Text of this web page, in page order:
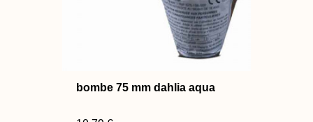
bombe 75 mm dahlia aqua